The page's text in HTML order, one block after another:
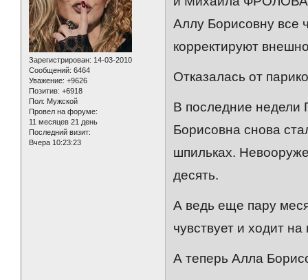
Зарегистрирован: 14-03-2010
Сообщений: 6464
Уважение: +9626
Позитив: +6918
Пол: Мужской
Провел на форуме:
11 месяцев 21 день
Последний визит:
Вчера 10:23:23
Аллу Борисовну все
корректируют
Отказалась от
В последние недели
Борисовна снова
шпильках.
десять.
А ведь еще пару
чувствует и ходит
А теперь Алла